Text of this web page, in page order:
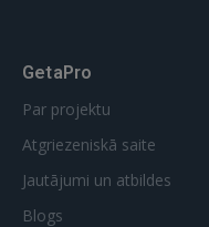
GetaPro
Par projektu
Atgriezeniskā saite
Jautājumi un atbildes
Blogs